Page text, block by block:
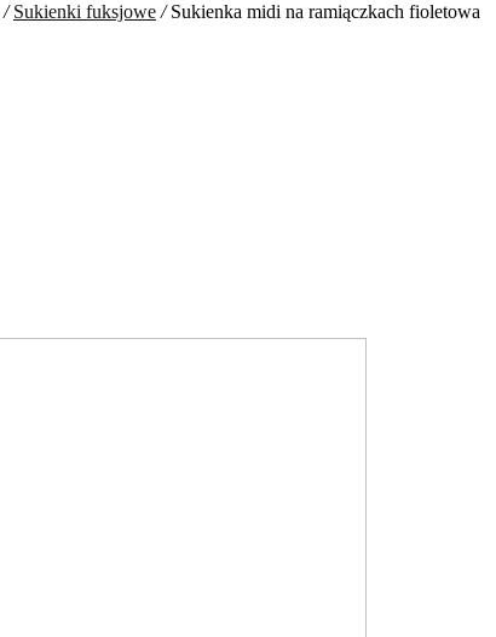
/ Sukienki fuksjowe /Sukienka midi na ramiączkach fioletowa